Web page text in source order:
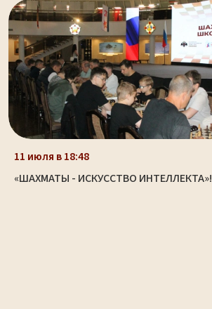
11 июля в 18:48
«ШАХМАТЫ - ИСКУССТВО ИНТЕЛЛЕКТА»!